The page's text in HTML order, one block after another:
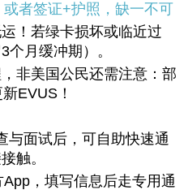
者签证+护照，缺一不可
！若绿卡损坏或临近过
月缓冲期）。
非美国公民还需注意：部
EVUS！
与面试后，可自助快速通
触。
，填写信息后走专用通